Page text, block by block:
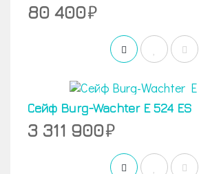
80 400
Сейф Burg-Wachter E 524 ES
3 311 900